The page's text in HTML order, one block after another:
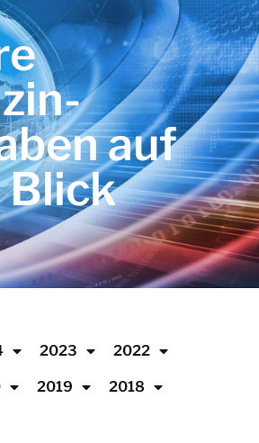
auf
Blick
2023 2022
2019 2018